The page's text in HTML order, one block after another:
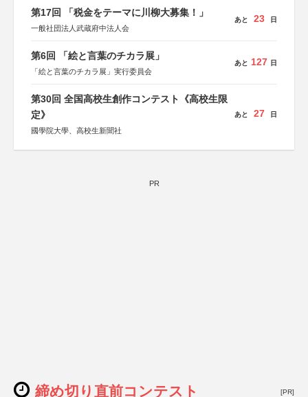
第17回 「税金をテーマに川柳大募集！」
一般社団法人武蔵府中法人会
あと 23 日
第6回 「絵と言葉のチカラ展」
「絵と言葉のチカラ展」実行委員会
あと 127 日
第30回 全国高校生創作コンテスト《高校生限
定》
國學院大學、高校生新聞社
あと 27 日
PR
締め切り直前コンテスト [PR]